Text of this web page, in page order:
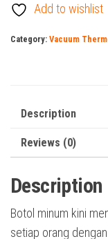
Add to wishlist
Category: Vacuum
Description
Reviews (0)
Description
Botol minum kini
setiap orang